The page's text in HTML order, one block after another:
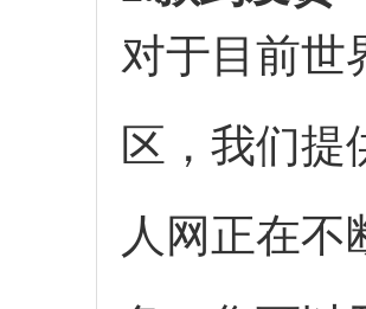
对于目前世
区，我们提
人网正在